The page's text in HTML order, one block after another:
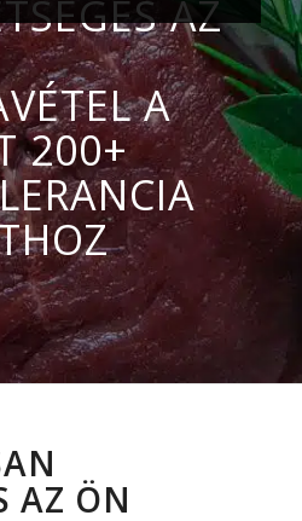
AZ
A
200+
AZ ÖN